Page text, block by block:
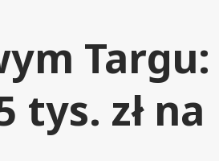
Targu:
tys. zł na